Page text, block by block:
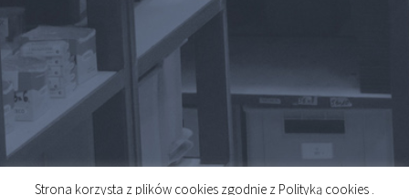
Strona korzysta z plików cookies zgodnie z Polityką cookies .